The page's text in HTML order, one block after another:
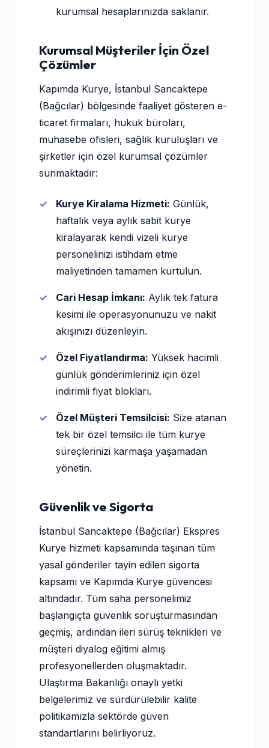
kurumsal hesaplarınızda saklanır.
Kurumsal Müşteriler İçin Özel
Çözümler
Kapımda Kurye, İstanbul Sancaktepe
(Bağcılar) bölgesinde faaliyet gösteren e-
ticaret firmaları, hukuk büroları,
muhasebe ofisleri, sağlık kuruluşları ve
şirketler için özel kurumsal çözümler
sunmaktadır:
Kurye Kiralama Hizmeti: Günlük,
haftalık veya aylık sabit kurye
kiralayarak kendi vizeli kurye
personelinizi istihdam etme
maliyetinden tamamen kurtulun.
Cari Hesap İmkanı: Aylık tek fatura
kesimi ile operasyonunuzu ve nakit
akışınızı düzenleyin.
Özel Fiyatlandırma: Yüksek hacimli
günlük gönderimleriniz için özel
indirimli fiyat blokları.
Özel Müşteri Temsilcisi: Size atanan
tek bir özel temsilci ile tüm kurye
süreçlerinizi karmaşa yaşamadan
yönetin.
Güvenlik ve Sigorta
İstanbul Sancaktepe (Bağcılar) Ekspres
Kurye hizmeti kapsamında taşınan tüm
yasal gönderiler tayin edilen sigorta
kapsamı ve Kapımda Kurye güvencesi
altındadır. Tüm saha personelimiz
başlangıçta güvenlik soruşturmasından
geçmiş, ardından ileri sürüş teknikleri ve
müşteri diyalog eğitimi almış
profesyonellerden oluşmaktadır.
Ulaştırma Bakanlığı onaylı yetki
belgelerimiz ve sürdürülebilir kalite
politikamızla sektörde güven
standartlarını belirliyoruz.